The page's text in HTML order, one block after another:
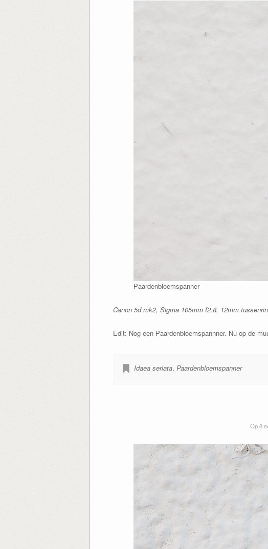
Paardenbloemspanner
Canon 5d mk2, Sigma 105mm f2.8, 12mm
Edit: Nog een Paardenbloemspannner. Nu op de
Idaea seriata, Paardenbloemspanner
Op 8